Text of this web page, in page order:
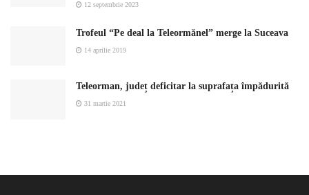
12 septembrie 2023
Trofeul “Pe deal la Teleormănel” merge la Suceava
14 aprilie 2019
Teleorman, județ deficitar la suprafața împădurită
31 martie 2021